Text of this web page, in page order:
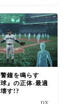
鐘を鳴らす
球』の正体-最適
す!?
DX